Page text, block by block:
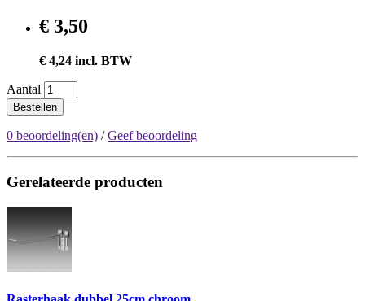
€ 3,50
€ 4,24 incl. BTW
Aantal
Bestellen
0 beoordeling(en) /Geef beoordeling
Gerelateerde producten